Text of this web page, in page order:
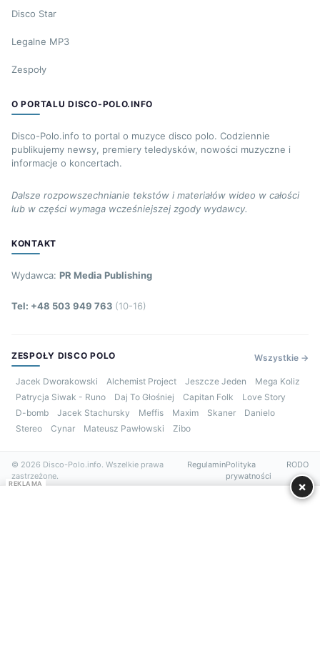
Disco Star
Legalne MP3
Zespoły
O PORTALU DISCO-POLO.INFO
Disco-Polo.info to portal o muzyce disco polo. Codziennie
publikujemy newsy, premiery teledysków, nowości muzyczne i
informacje o koncertach.
Dalsze rozpowszechnianie tekstów i materiałów wideo w całości
lub w części wymaga wcześniejszej zgody wydawcy.
KONTAKT
Wydawca: PR Media Publishing
Tel: +48 503 949 763 (10-16)
ZESPOŁY DISCO POLO Wszystkie →
Jacek Dworakowski Alchemist Project Jeszcze Jeden
Mega Koliz
Patrycja Siwak - Runo
Daj To Głośniej Capitan Folk
Love Story
D-bomb
Jacek Stachursky Meffis Maxim Skaner
Danielo
Stereo
Cynar Mateusz Pawłowski Zibo
© 2026 Disco-Polo.info. Wszelkie prawa
zastrzeżone.
RegulaminPolityka
prywatności
RODO
REKLAMA ×